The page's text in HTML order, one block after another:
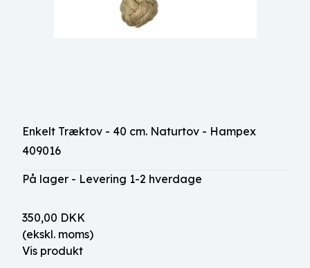
Enkelt Træktov - 40 cm. Naturtov - Hampex
409016
På lager - Levering 1-2 hverdage
350,00 DKK
(ekskl. moms)
Vis produkt